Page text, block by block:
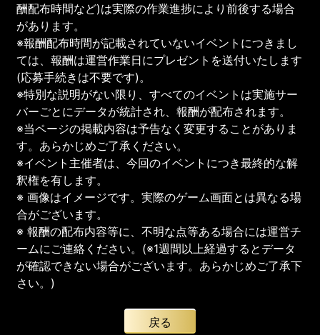
酬配布時間など)は実際の作業進捗により前後する場合
があります。
※報酬配布時間が記載されていないイベントにつきまし
ては、報酬は運営作業日にプレゼントを送付いたします
(応募手続きは不要です)。
※特別な説明がない限り、すべてのイベントは実施サー
バーごとにデータが統計され、報酬が配布されます。
※当ページの掲載内容は予告なく変更することがありま
す。あらかじめご了承ください。
※イベント主催者は、今回のイベントにつき最終的な解
釈権を有します。
※ 画像はイメージです。実際のゲーム画面とは異なる場
合がございます。
※ 報酬の配布内容等に、不明な点等ある場合には運営チ
ームにご連絡ください。(※1週間以上経過するとデータ
が確認できない場合がございます。あらかじめご了承下
さい。)
戻る